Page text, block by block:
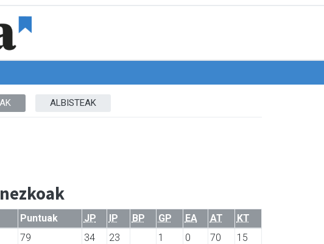
ALBISTEAK
Puntuak JP IP BP GP EA AT
KT
79 34 23 1 0 70
15